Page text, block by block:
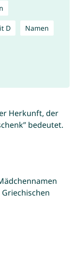
D Namen
Herkunft, der
bedeutet.